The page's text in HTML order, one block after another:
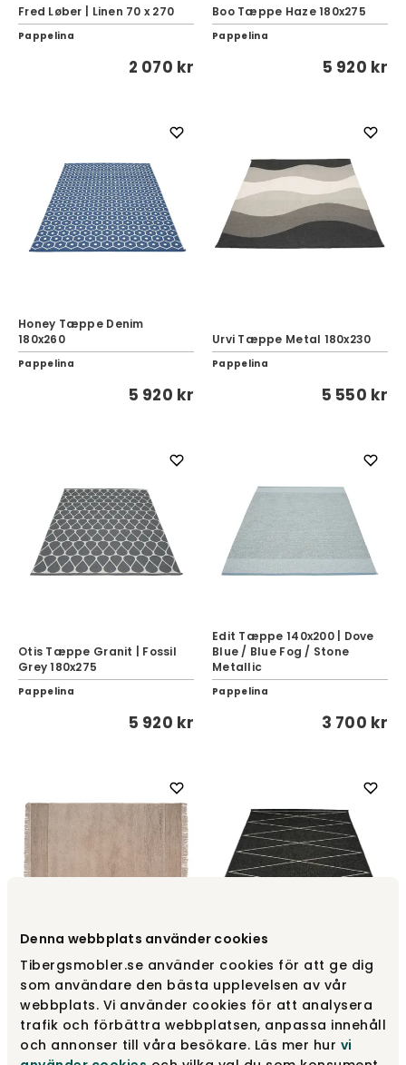
Denna webbplats använder cookies
Tibergsmobler.se använder cookies för att ge dig
som användare den bästa upplevelsen av vår
webbplats. Vi använder cookies för att analysera
trafik och förbättra webbplatsen, anpassa innehåll
och annonser till våra besökare. Läs mer hur vi
Fred Løber | Linen 70 x 270
Pappelina
2 070 kr
Boo Tæppe Haze 180x275
Pappelina
5 920 kr
Honey Tæppe Denim
180x260
Pappelina
5 920 kr
Urvi Tæppe Metal 180x230
Pappelina
5 550 kr
Otis Tæppe Granit | Fossil
Grey 180x275
Pappelina
5 920 kr
Edit Tæppe 140x200 | Dove
Blue / Blue Fog / Stone
Metallic
Pappelina
3 700 kr
Ethos View tæppe | Beige
170x240
Linie Design
13 250 kr
Max Tæppe Black 180x260
Pappelina
5 920 kr